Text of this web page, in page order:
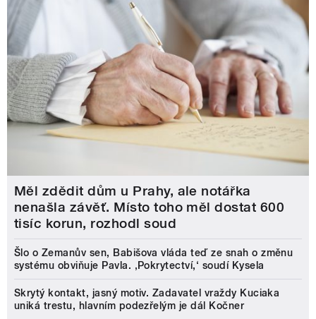
Měl zdědit dům u Prahy, ale notářka
nenašla závěť. Místo toho měl dostat 600
tisíc korun, rozhodl soud
Šlo o Zemanův sen, Babišova vláda teď ze snah o změnu
systému obviňuje Pavla. ‚Pokrytectví,‘ soudí Kysela
Skrytý kontakt, jasný motiv. Zadavatel vraždy Kuciaka
uniká trestu, hlavním podezřelým je dál Kočner